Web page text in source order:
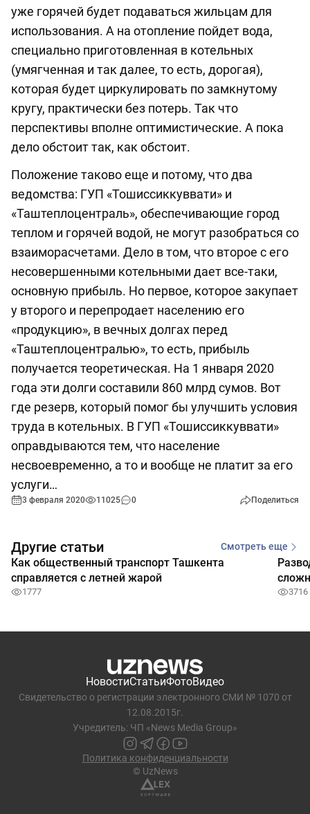
уже горячей будет подаваться жильцам для
использования. А на отопление пойдет вода,
специально приготовленная в котельных
(умягченная и так далее, то есть, дорогая),
которая будет циркулировать по замкнутому
кругу, практически без потерь. Так что
перспективы вполне оптимистические. А пока
дело обстоит так, как обстоит.
Положение таково еще и потому, что два
ведомства: ГУП «Тошиссиккуввати» и
«Таштеплоцентраль», обеспечивающие город
теплом и горячей водой, не могут разобраться со
взаиморасчетами. Дело в том, что второе с его
несовершенными котельными дает все-таки,
основную прибыль. Но первое, которое закупает
у второго и перепродает населению его
«продукцию», в вечных долгах перед
«Таштеплоцентралью», то есть, прибыль
получается теоретическая. На 1 января 2020
года эти долги составили 860 млрд сумов. Вот
где резерв, который помог бы улучшить условия
труда в котельных. В ГУП «Тошиссиккуввати»
оправдываются тем, что население
несвоевременно, а то и вообще не платит за его
услуги…
3 февраля 2020 11025 0 Поделиться
Другие статьи Смотреть еще
Как общественный транспорт Ташкента
справляется с летней жарой
1777 3716
НовостиСтатьиФотоВидео
Свидетельство о регистрации электронного СМИ № 1070 от
12.08.2015г.
Учредитель: ЧП «News Media Group»
Политика конфиденциальности
© UzNews